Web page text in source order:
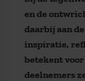
en de
daarbij aan
inspiratie,
betekent
deelnemers